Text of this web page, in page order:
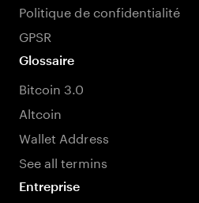
Politique de confidentialité
GPSR
Glossaire
Bitcoin 3.0
Altcoin
Wallet Address
See all termins
Entreprise